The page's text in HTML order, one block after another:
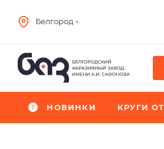
Белгород
НОВИНКИ КРУГИ